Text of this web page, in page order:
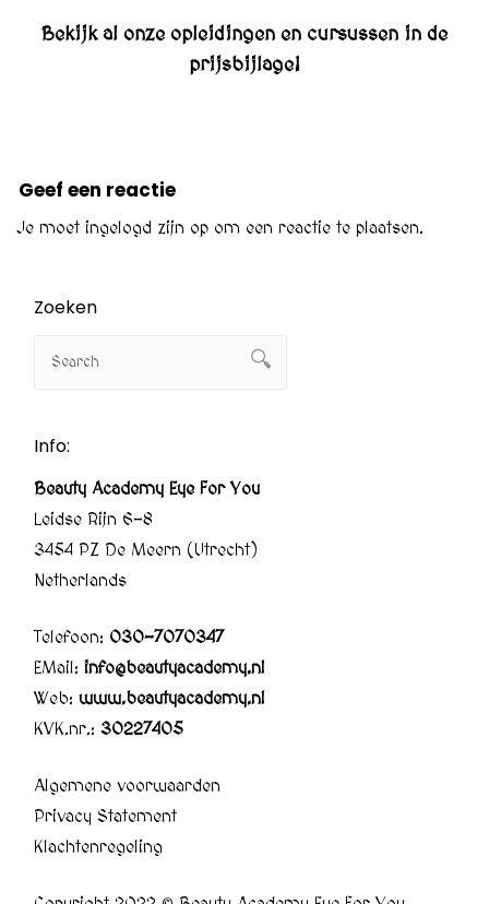
Bekijk al onze opleidingen en cursussen in de
prijsbijlage!
Geef een reactie
Je moet ingelogd zijn op om een reactie te plaatsen.
Zoeken
Info:
Beauty Academy Eye For You
Leidse Rijn 6-8
3454 PZ De Meern (Utrecht)
Netherlands
Telefoon: 030-7070347
EMail: info@beautyacademy.nl
Web: www.beautyacademy.nl
KVK.nr.: 30227405
Algemene voorwaarden
Privacy Statement
Klachtenregeling